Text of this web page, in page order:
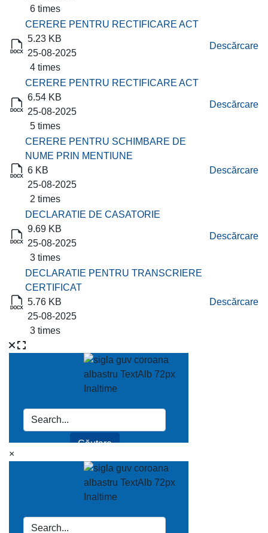
6 times
CERERE PENTRU RECTIFICARE ACT
5.23 KB
25-08-2025
4 times
Descărcare
CERERE PENTRU RECTIFICARE ACT
6.54 KB
25-08-2025
5 times
Descărcare
CERERE PENTRU SCHIMBARE DE
NUME PRIN MENTIUNE
6 KB
25-08-2025
2 times
Descărcare
DECLARATIE DE CASATORIE
9.69 KB
25-08-2025
3 times
Descărcare
DECLARATIE PENTRU TRANSCRIERE
CERTIFICAT
5.76 KB
25-08-2025
3 times
Descărcare
×